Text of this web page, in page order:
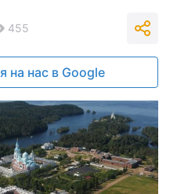
455
на нас в Google